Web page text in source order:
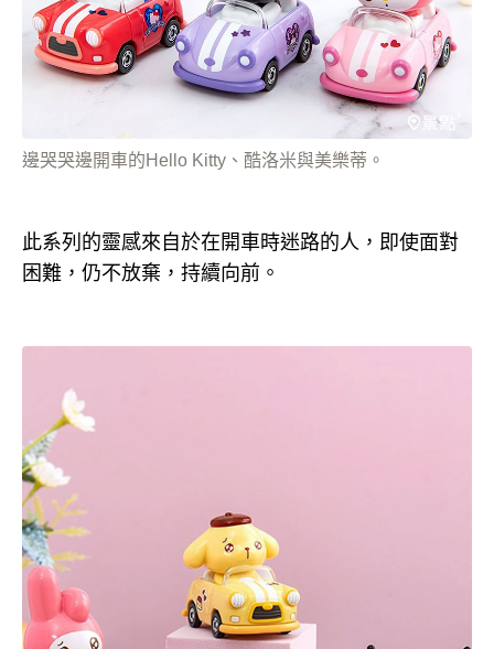
邊哭哭邊開車的Hello Kitty、酷洛米與美樂蒂。
此系列的靈感來自於在開車時迷路的人，即使面對
困難，仍不放棄，持續向前。